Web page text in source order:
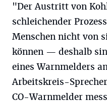
"Der Austritt von
schleichender
Menschen nicht von
können — deshalb
eines Warnmelders
Arbeitskreis-
CO-Warnmelder